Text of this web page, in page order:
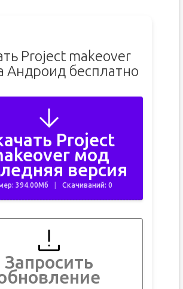
Project makeover
Андроид бесплатно
Project
мод
версия
394.00Мб Скачиваний: 0
Запросить